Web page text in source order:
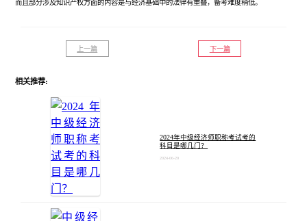
而且部分涉及知识产权方面的内容是与经济基础中的法律有重叠，备考难度稍低。
上一篇 下一篇
相关推荐:
2024年中级经济师职称考试考的
科目是哪几门？
2024-06-20